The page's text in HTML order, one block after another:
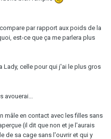
par rapport aux poids de la
est-ce que ça me parlera plus
Lady, celle pour qui j'ai le plus gros
mâle en contact avec les filles sans
(il dit que non et je l'aurais
de sa cage sans l'ouvrir et qui y